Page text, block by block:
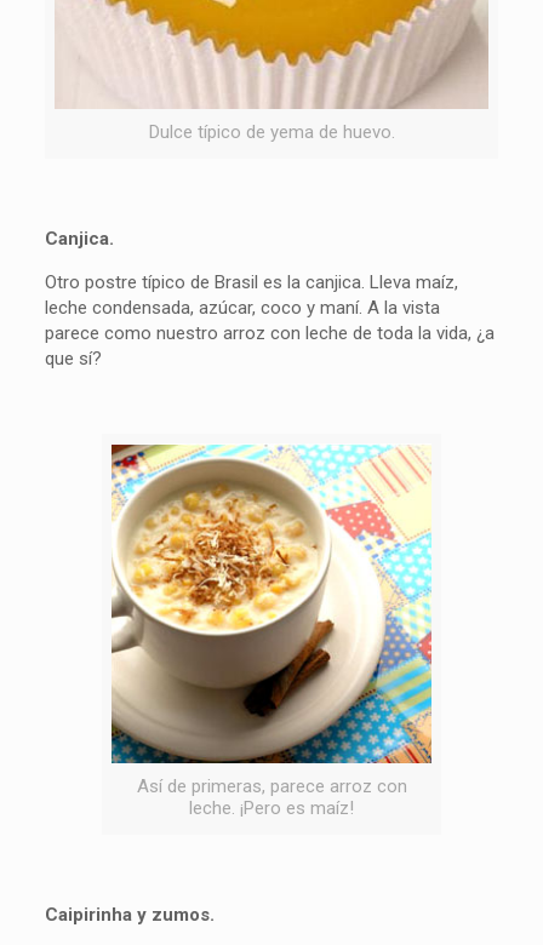
Dulce típico de yema de huevo.
Canjica.
Otro postre típico de Brasil es la canjica. Lleva maíz,
leche condensada, azúcar, coco y maní. A la vista
parece como nuestro arroz con leche de toda la vida, ¿a
que sí?
Así de primeras, parece arroz con
leche. ¡Pero es maíz!
Caipirinha y zumos.